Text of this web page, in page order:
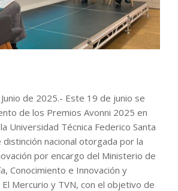
de 2025.- Este 19 de junio se
de los Premios Avonni 2025 en
Universidad Técnica Federico Santa
nacional otorgada por la
por encargo del Ministerio de
Conocimiento e Innovación y
Mercurio y TVN, con el objetivo de